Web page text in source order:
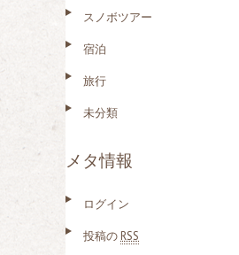
スノボツアー
宿泊
旅行
未分類
メタ情報
ログイン
投稿のRSS